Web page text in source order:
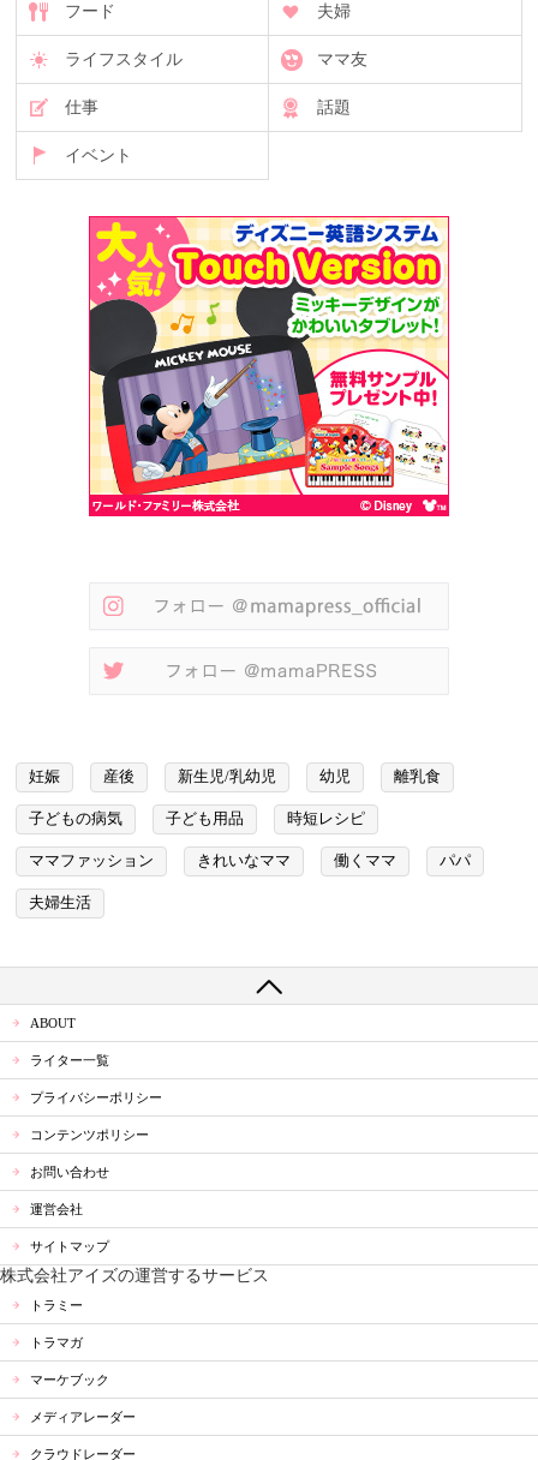
フード 夫婦
ライフスタイル ママ友
仕事 話題
イベント
妊娠 産後 新生児/乳幼児 幼児 離乳食
子どもの病気 子ども用品 時短レシピ
ママファッション きれいなママ 働くママ パパ
夫婦生活
ABOUT
ライター一覧
プライバシーポリシー
コンテンツポリシー
お問い合わせ
運営会社
サイトマップ
株式会社アイズの運営するサービス
トラミー
トラマガ
マーケブック
メディアレーダー
クラウドレーダー